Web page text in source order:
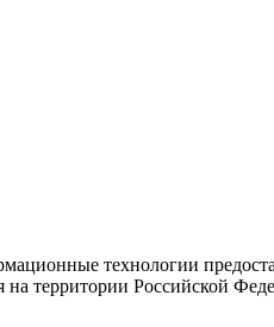
технологии
на территории Российской